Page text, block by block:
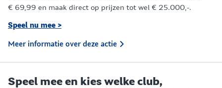
€ 69,99 en maak direct op prijzen tot wel € 25.000,-.
Speel nu mee >
Meer informatie over deze actie
Speel mee en kies welke club,